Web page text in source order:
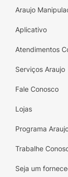
Araujo
Aplicativo
Atendimentos
Serviços Araujo
Fale Conosco
Lojas
Programa
Trabalhe
Seja um